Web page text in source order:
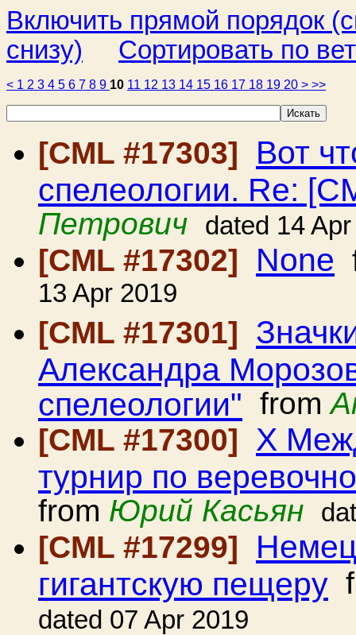
Включить прямой порядок
снизу)
Сортировать по
< 1 2 3 4 5 6 7 8 9 10 11 12 13 14 15 16 17 18 19 20 > >>
[CML #17303] Вот
спелеологии. Re:
Петрович
dated 14
[CML #17302] None
13 Apr 2019
[CML #17301]
Александра
спелеологии" from
[CML #17300]
Х
турнир по
from Юрий Касьян
[CML #17299]
гигантскую пещеру
dated 07 Apr 2019